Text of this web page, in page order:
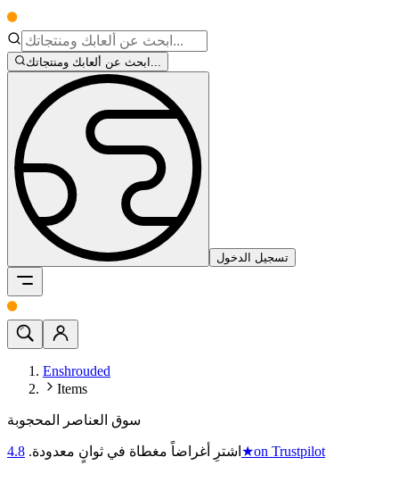
ابحث عن ألعابك ومنتجاتك...
تسجيل الدخول
Enshrouded
Items
سوق العناصر المحجوبة
اشترِ أغراضاً مغطاة في ثوانٍ معدودة. 4.8 ★on Trustpilot